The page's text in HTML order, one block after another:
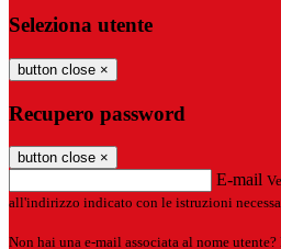
Seleziona utente
button close ×
Recupero password
button close ×
E-mail
all'indirizzo indicato con le istruzioni
Non hai una e-mail associata al nome